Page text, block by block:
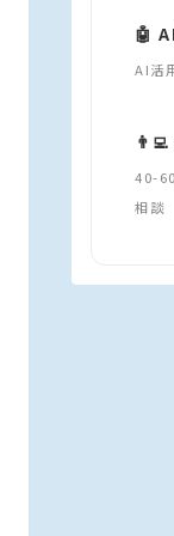
🤖
AI活
40-
相談